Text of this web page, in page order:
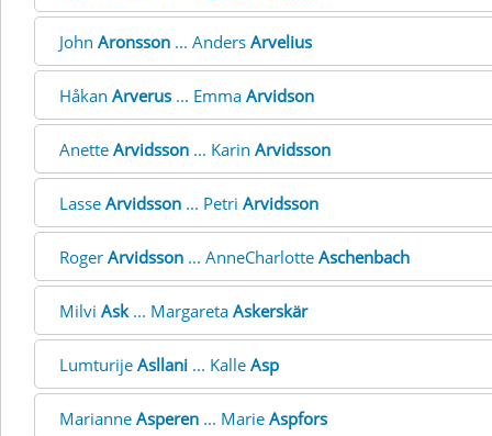
John Aronsson ... Anders Arvelius
Håkan Arverus ... Emma Arvidson
Anette Arvidsson ... Karin Arvidsson
Lasse Arvidsson ... Petri Arvidsson
Roger Arvidsson ... AnneCharlotte Aschenbach
Milvi Ask... Margareta Askerskär
Lumturije Asllani ... Kalle Asp
Marianne Asperen ... Marie Aspfors